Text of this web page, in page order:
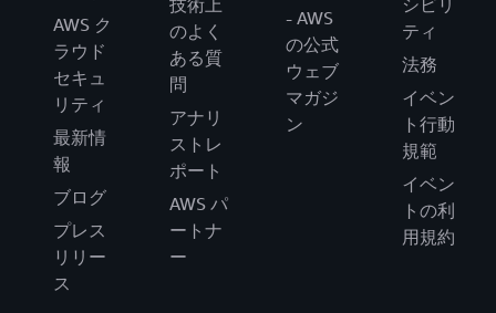
AWS ク
ラウド
セキュ
リティ
最新情
報
ブログ
プレス
リリー
ス
技術上
のよく
ある質
問
アナリ
ストレ
ポート
AWS パ
ートナ
ー
- AWS
の公式
ウェブ
マガジ
ン
シビリ
ティ
法務
イベン
ト行動
規範
イベン
トの利
用規約